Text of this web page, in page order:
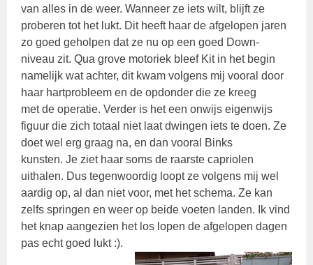
van alles in de weer. Wanneer ze iets wilt, blijft ze
proberen tot het lukt. Dit heeft haar de afgelopen jaren
zo goed geholpen dat ze nu op een goed Down-
niveau zit. Qua grove motoriek bleef Kit in het begin
namelijk wat achter, dit kwam volgens mij vooral door
haar hartprobleem en de opdonder die ze kreeg
met de operatie. Verder is het een onwijs eigenwijs
figuur die zich totaal niet laat dwingen iets te doen. Ze
doet wel erg graag na, en dan vooral Binks
kunsten. Je ziet haar soms de raarste capriolen
uithalen. Dus tegenwoordig loopt ze volgens mij wel
aardig op, al dan niet voor, met het schema. Ze kan
zelfs springen en weer op beide voeten landen. Ik vind
het knap aangezien het los lopen de afgelopen dagen
pas echt goed lukt :).